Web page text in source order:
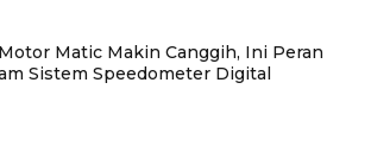
Matic Makin Canggih, Ini Peran
Sistem Speedometer Digital